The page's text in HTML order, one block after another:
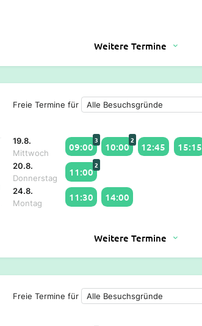
Weitere Termine
Freie Termine für
19.8.
Mittwoch
09:00
3
10:00
2
12:45 15:15
20.8.
Donnerstag
11:00
2
24.8.
Montag
11:30 14:00
Weitere Termine
Freie Termine für